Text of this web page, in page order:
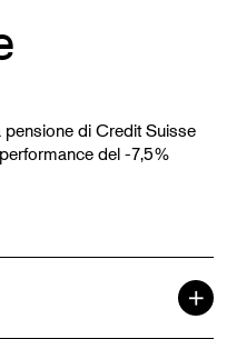
pensione di Credit Suisse
del -7,5%